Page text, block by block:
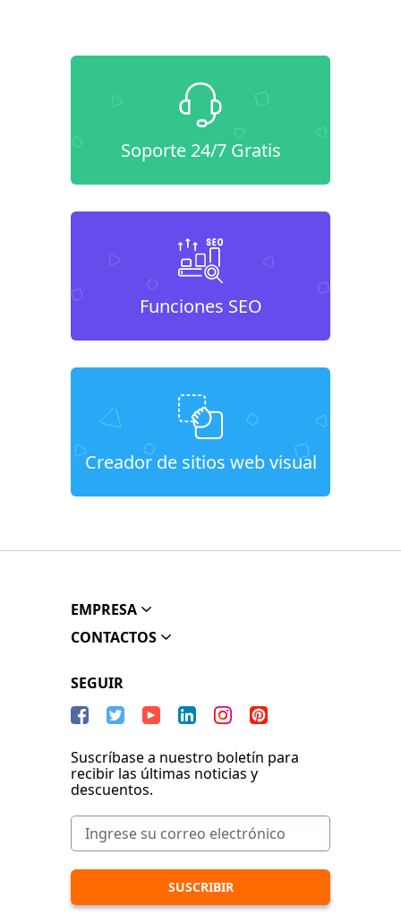
Soporte 24/7 Gratis
Funciones SEO
Creador de sitios web visual
EMPRESA
CONTACTOS
SEGUIR
Suscríbase a nuestro boletín para
recibir las últimas noticias y
descuentos.